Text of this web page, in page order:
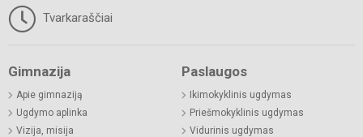
Tvarkaraščiai
Gimnazija
Apie gimnaziją
Ugdymo aplinka
Vizija, misija
Paslaugos
Ikimokyklinis ugdymas
Priešmokyklinis ugdymas
Vidurinis ugdymas